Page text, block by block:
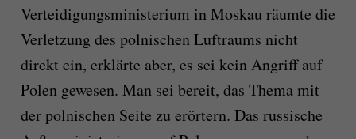
Verteidigungsministerium in Moskau räumte die
Verletzung des polnischen Luftraums nicht
direkt ein, erklärte aber, es sei kein Angriff auf
Polen gewesen. Man sei bereit, das Thema mit
der polnischen Seite zu erörtern. Das russische